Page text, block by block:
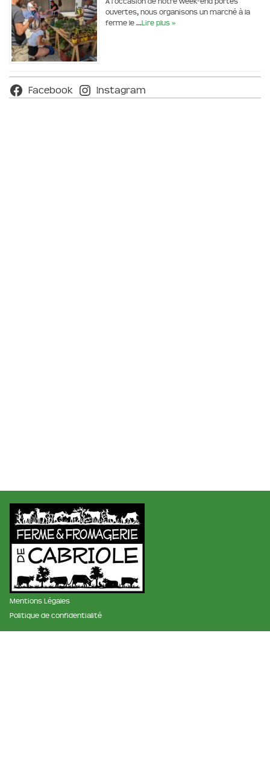
ouvertes, nous organisons un marché à la
ferme le …Lire plus »
Facebook Instagram
Mentions Légales
Politique de confidentialité